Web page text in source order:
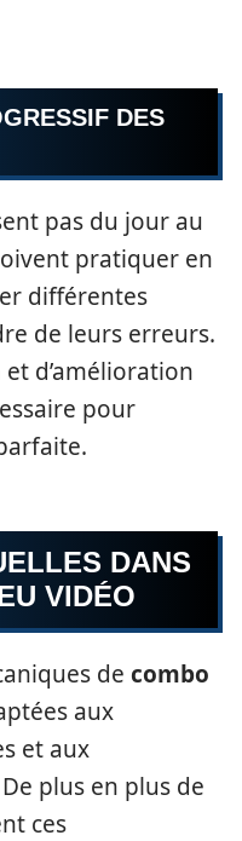
DES
pas du jour au
pratiquer en
différentes
de leurs erreurs.
d’amélioration
pour
DANS
VIDÉO
de combo
aux
et aux
plus en plus de
ces